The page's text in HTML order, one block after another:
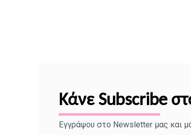
Κάνε Subscribe
Εγγράψου στο Newsletter μας και